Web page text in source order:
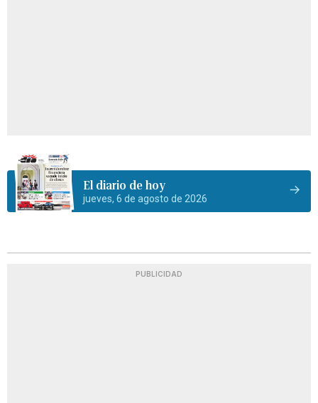
El diario de hoy
jueves, 6 de agosto de 2026
PUBLICIDAD